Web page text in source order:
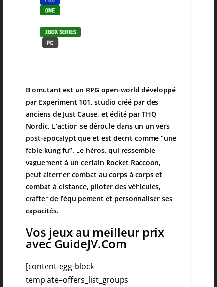
Biomutant est un RPG open-world développé
par Experiment 101, studio créé par des
anciens de Just Cause, et édité par THQ
Nordic. L’action se déroule dans un univers
post-apocalyptique et est décrit comme “une
fable kung fu”. Le héros, qui ressemble
vaguement à un certain Rocket Raccoon,
peut alterner combat au corps à corps et
combat à distance, piloter des véhicules,
crafter de l’équipement et personnaliser ses
capacités.
Vos jeux au meilleur prix
avec GuideJV.Com
[content-egg-block
template=offers_list_groups